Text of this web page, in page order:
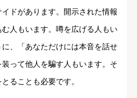
ドがあります。開示された情報
人もいます。噂を広げる人もい
、「あなただけには本音を話せ
って他人を騙す人もいます。そ
ることも必要です。